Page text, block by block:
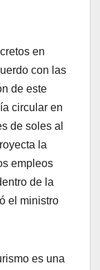
en
con las
de este
circular en
de soles al
la
empleos
de la
el ministro
es una